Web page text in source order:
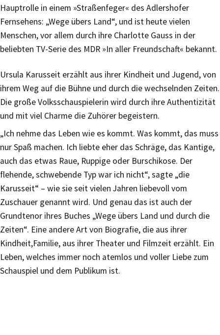
Hauptrolle in einem »Straßenfeger« des Adlershofer
Fernsehens: „Wege übers Land“, und ist heute vielen
Menschen, vor allem durch ihre Charlotte Gauss in der
beliebten TV-Serie des MDR »In aller Freundschaft« bekannt.
Ursula Karusseit erzählt aus ihrer Kindheit und Jugend, von
ihrem Weg auf die Bühne und durch die wechselnden Zeiten.
Die große Volksschauspielerin wird durch ihre Authentizität
und mit viel Charme die Zuhörer begeistern.
„Ich nehme das Leben wie es kommt. Was kommt, das muss
nur Spaß machen. Ich liebte eher das Schräge, das Kantige,
auch das etwas Raue, Ruppige oder Burschikose. Der
flehende, schwebende Typ war ich nicht“, sagte „die
Karusseit“ – wie sie seit vielen Jahren liebevoll vom
Zuschauer genannt wird. Und genau das ist auch der
Grundtenor ihres Buches „Wege übers Land und durch die
Zeiten“. Eine andere Art von Biografie, die aus ihrer
Kindheit,Familie, aus ihrer Theater und Filmzeit erzählt. Ein
Leben, welches immer noch atemlos und voller Liebe zum
Schauspiel und dem Publikum ist.